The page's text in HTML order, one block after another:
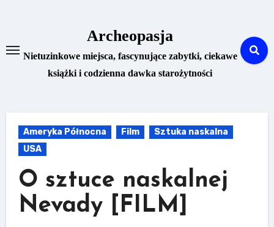
Archeopasja
Nietuzinkowe miejsca, fascynujące zabytki, ciekawe
książki i codzienna dawka starożytności
Ameryka Północna Film
Sztuka naskalna
USA
O sztuce naskalnej
Nevady [FILM]